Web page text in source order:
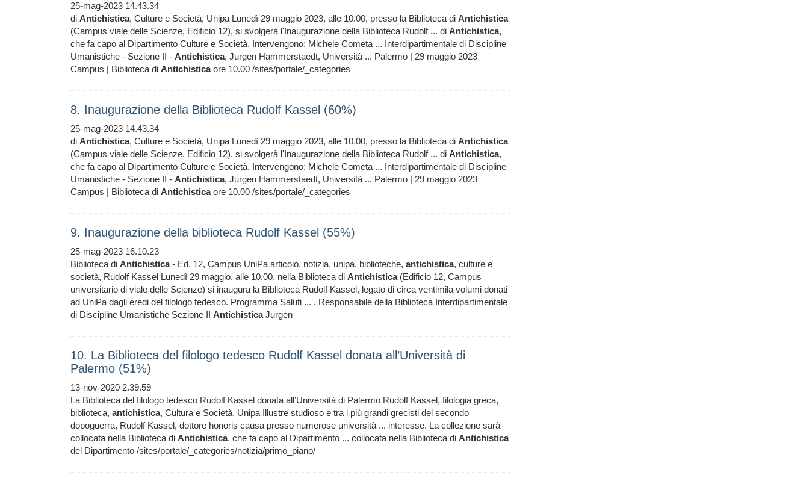
25-mag-2023 14.43.34
di Antichistica, Culture e Società, Unipa Lunedì 29 maggio 2023, alle 10.00, presso la Biblioteca di Antichistica
(Campus viale delle Scienze, Edificio 12), si svolgerà l'Inaugurazione della Biblioteca Rudolf ... di Antichistica,
che fa capo al Dipartimento Culture e Società. Intervengono: Michele Cometa ... Interdipartimentale di Discipline
Umanistiche - Sezione II - Antichistica, Jurgen Hammerstaedt, Università ... Palermo | 29 maggio 2023
Campus | Biblioteca di Antichisticaore 10.00 /sites/portale/_categories
8. Inaugurazione della Biblioteca Rudolf Kassel (60%)
25-mag-2023 14.43.34
di Antichistica, Culture e Società, Unipa Lunedì 29 maggio 2023, alle 10.00, presso la Biblioteca di Antichistica
(Campus viale delle Scienze, Edificio 12), si svolgerà l'Inaugurazione della Biblioteca Rudolf ... di Antichistica,
che fa capo al Dipartimento Culture e Società. Intervengono: Michele Cometa ... Interdipartimentale di Discipline
Umanistiche - Sezione II - Antichistica, Jurgen Hammerstaedt, Università ... Palermo | 29 maggio 2023
Campus | Biblioteca di Antichisticaore 10.00 /sites/portale/_categories
9. Inaugurazione della biblioteca Rudolf Kassel (55%)
25-mag-2023 16.10.23
Biblioteca di Antichistica- Ed. 12, Campus UniPa articolo, notizia, unipa, biblioteche, antichistica, culture e
società, Rudolf Kassel Lunedì 29 maggio, alle 10.00, nella Biblioteca di Antichistica(Edificio 12, Campus
universitario di viale delle Scienze) si inaugura la Biblioteca Rudolf Kassel, legato di circa ventimila volumi donati
ad UniPa dagli eredi del filologo tedesco. Programma Saluti ... , Responsabile della Biblioteca Interdipartimentale
di Discipline Umanistiche Sezione II AntichisticaJurgen
10. La Biblioteca del filologo tedesco Rudolf Kassel donata all’Università di
Palermo (51%)
13-nov-2020 2.39.59
La Biblioteca del filologo tedesco Rudolf Kassel donata all’Università di Palermo Rudolf Kassel, filologia greca,
biblioteca, antichistica, Cultura e Società, Unipa Illustre studioso e tra i più grandi grecisti del secondo
dopoguerra, Rudolf Kassel, dottore honoris causa presso numerose università ... interesse. La collezione sarà
collocata nella Biblioteca di Antichistica, che fa capo al Dipartimento ... collocata nella Biblioteca di Antichistica
del Dipartimento /sites/portale/_categories/notizia/primo_piano/